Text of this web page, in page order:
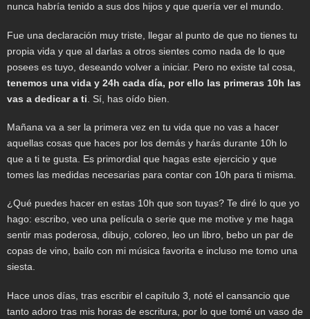
nunca habría tenido a sus dos hijos y que quería ver el mundo.
Fue una declaración muy triste, llegar al punto de que no tienes tu
propia vida y que al darlas a otros sientes como nada de lo que
posees es tuyo, deseando volver a iniciar. Pero no existe tal cosa,
tenemos una vida y 24h cada día, por ello las primeras 10h las
vas a dedicar a ti . Sí, has oído bien.
Mañana va a ser la primera vez en tu vida que no vas a hacer
aquellas cosas que haces por los demás y harás durante 10h lo
que a ti te gusta. Es primordial que hagas este ejercicio y que
tomes las medidas necesarias para contar con 10h para ti misma.
¿Qué puedes hacer en estas 10h que son tuyas? Te diré lo que yo
hago: escribo, veo una película o serie que me motive y me haga
sentir mas poderosa, dibujo, coloreo, leo un libro, bebo un par de
copas de vino, bailo con mi música favorita e incluso me tomo una
siesta.
Hace unos días, tras escribir el capítulo 3, noté el cansancio que
tanto adoro tras mis horas de escritura, por lo que tomé un vaso de